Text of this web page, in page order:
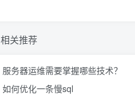
相关推荐
服务器运维需要掌握哪些技术？
如何优化一条慢sql